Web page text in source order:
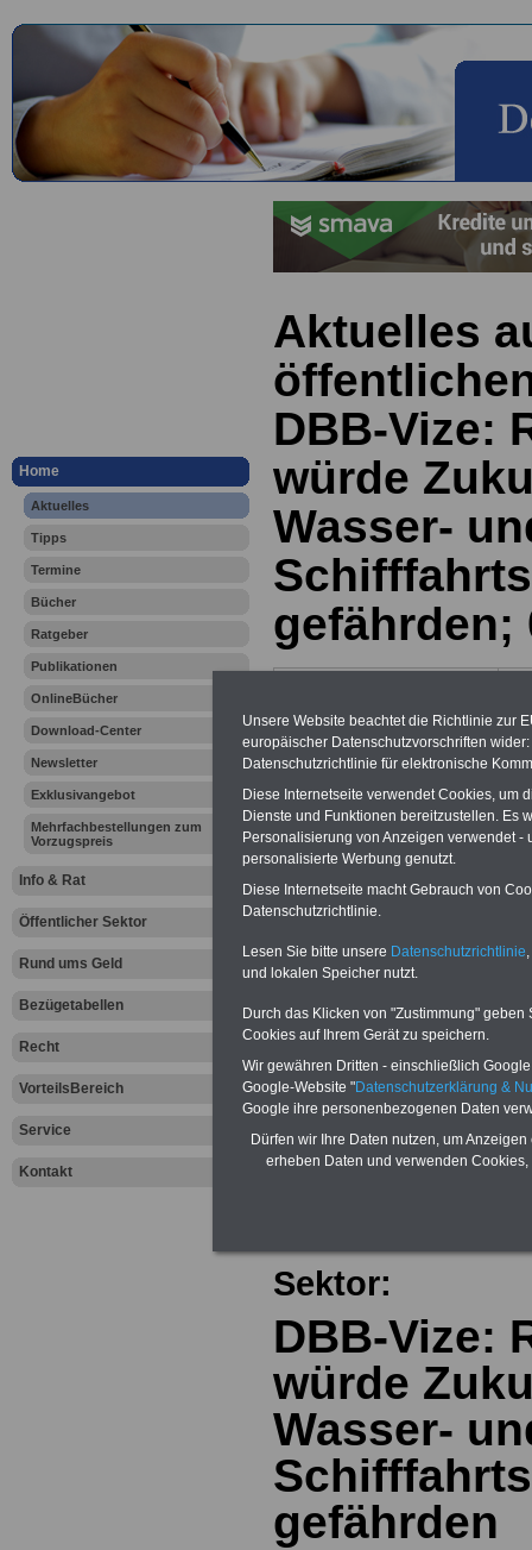
Home
Aktuelles
Tipps
Termine
Bücher
Ratgeber
Publikationen
OnlineBücher
Download-Center
Newsletter
Exklusivangebot
Mehrfachbestellungen zum
Vorzugspreis
Info & Rat
Öffentlicher Sektor
Rund ums Geld
Bezügetabellen
Recht
VorteilsBereich
Service
Kontakt
Aktuelles
DBB-Vize:
würde
Wasser-
gefährden;
Vergleichen und sparen:
Berufsunfähigkeitsabsicherung
-Krankenzusatzversicherung-
Online-Vergleich Gesetzliche
Krankenkassen-
Zahnzusatzversicherung-
Ihr
den Fall der
Leben
Zur Übersicht
Sektor:
DBB-Vize:
würde
Wasser-
gefährden
Unsere Website beachtet die Richtlinie zur
europäischer Datenschutzvorschriften
Datenschutzrichtlinie für elektronische
Diese Internetseite verwendet Cookies, um
Dienste und Funktionen bereitzustellen. Es
Personalisierung von Anzeigen verwendet
personalisierte Werbung genutzt.
Diese Internetseite macht Gebrauch von
Datenschutzrichtlinie.
Lesen Sie bitte unsere Datenschutzrichtlinie
und lokalen Speicher nutzt.
Durch das Klicken von "Zustimmung"
Cookies auf Ihrem Gerät zu speichern.
Wir gewähren Dritten - einschließlich
Google-Website "Datenschutzerklärung &
Google ihre personenbezogenen Daten
Dürfen wir Ihre Daten nutzen, um
erheben Daten und verwenden